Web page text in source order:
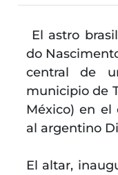
El astro
do
central de
municipio de
México) en
al argentino
El altar,